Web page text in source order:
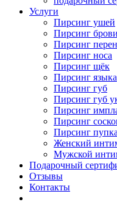
Услуги
Пирсинг ушей
Пирсинг брови
Пирсинг
Пирсинг носа
Пирсинг щёк
Пирсинг языка
Пирсинг губ
Пирсинг губ
Пирсинг
Пирсинг
Пирсинг пупка
Женский
Мужской
Подарочный
Отзывы
Контакты